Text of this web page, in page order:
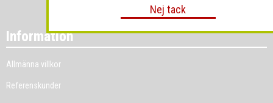
Information
Allmänna villkor
Referenskunder
Nej tack